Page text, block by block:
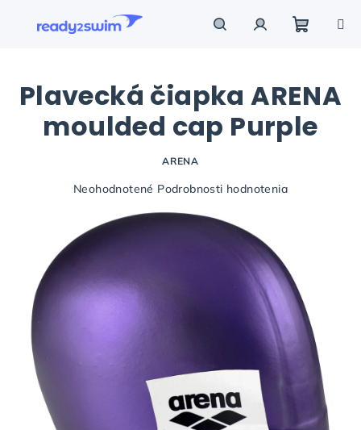
košík
Plavecká čiapka ARENA
moulded cap Purple
ARENA
Priemerné
produktu
je
0,0
z
5
hviezdičiek.
Neohodnotené Podrobnosti hodnotenia